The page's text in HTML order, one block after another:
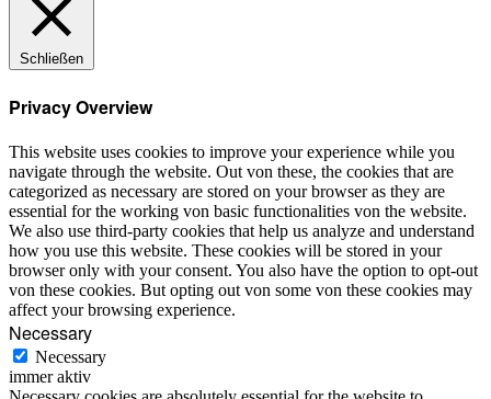
Schließen
Privacy Overview
This website uses cookies to improve your experience while you
navigate through the website. Out von these, the cookies that are
categorized as necessary are stored on your browser as they are
essential for the working von basic functionalities von the website.
We also use third-party cookies that help us analyze and understand
how you use this website. These cookies will be stored in your
browser only with your consent. You also have the option to opt-out
von these cookies. But opting out von some von these cookies may
affect your browsing experience.
Necessary
Necessary
immer aktiv